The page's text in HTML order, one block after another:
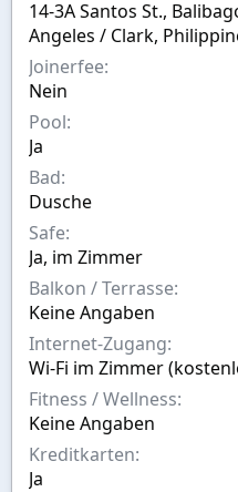
e
l
l
t
v
o
a
h
14-3A Santos St.,
Angeles / Clark,
Joinerfee
Nein
Pool
Ja
Bad
Dusche
Safe
Ja, im Zimmer
Balkon / Terrasse
Keine Angaben
Internet-Zugang
Wi-Fi im Zimmer
Fitness / Wellness
Keine Angaben
Kreditkarten
Ja